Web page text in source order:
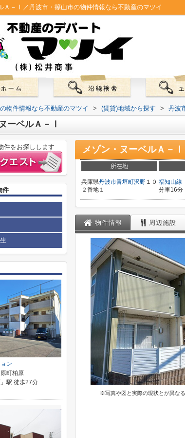
Ａ－Ⅰ／丹波市・篠山市の物件情報なら不動産のマツイ
物件情報なら不動産のマツイ > (賃貸)地域から探す > 丹波
ーベルＡ－Ⅰ
メゾン・ヌーベルＡ－Ⅰ
所在地
兵庫県丹波市青垣町沢野 １０
２番地１
福知山線
分車16分
物件情報 周辺施設
※写真や図と実際の現状とが異な
件をお探しします
件
ン
町柏原
駅 徒歩27分